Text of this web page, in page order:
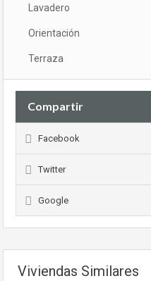
Lavadero
Orientación
Terraza
Compartir
Facebook
Twitter
Google
Viviendas Similares